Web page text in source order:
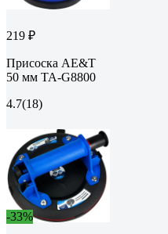
219 ₽
Присоска AE&T
50 мм TA-G8800
4.7(18)
-33%